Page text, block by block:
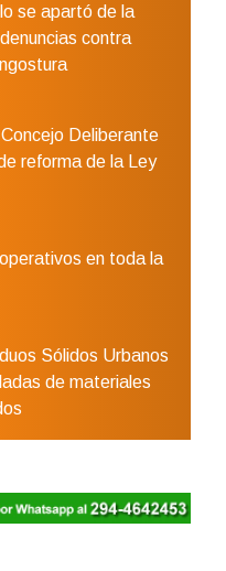
se apartó de la
contra
Deliberante
reforma de la Ley
en toda la
Sólidos Urbanos
de materiales